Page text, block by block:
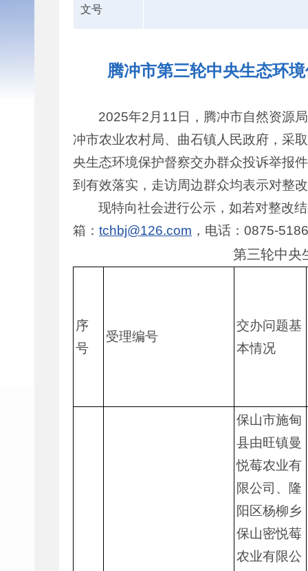
文号
腾冲市第三轮中央生态环
2025年2月11日，腾冲市自然资源
冲市农业农村局、曲石镇人民政府，采
央生态环境保护督察交办群众投诉举报
到有效落实，走访周边群众均表示对整
现特向社会进行公示，如若对整改
箱： tchbj@126.com ，电话：0875-
第三轮中央
序
号
受理编号
交办问题基
本情况
保山市施甸
县由旺镇曼
悦莓农业有
限公司、隆
阳区杨柳乡
保山密悦莓
农业有限公